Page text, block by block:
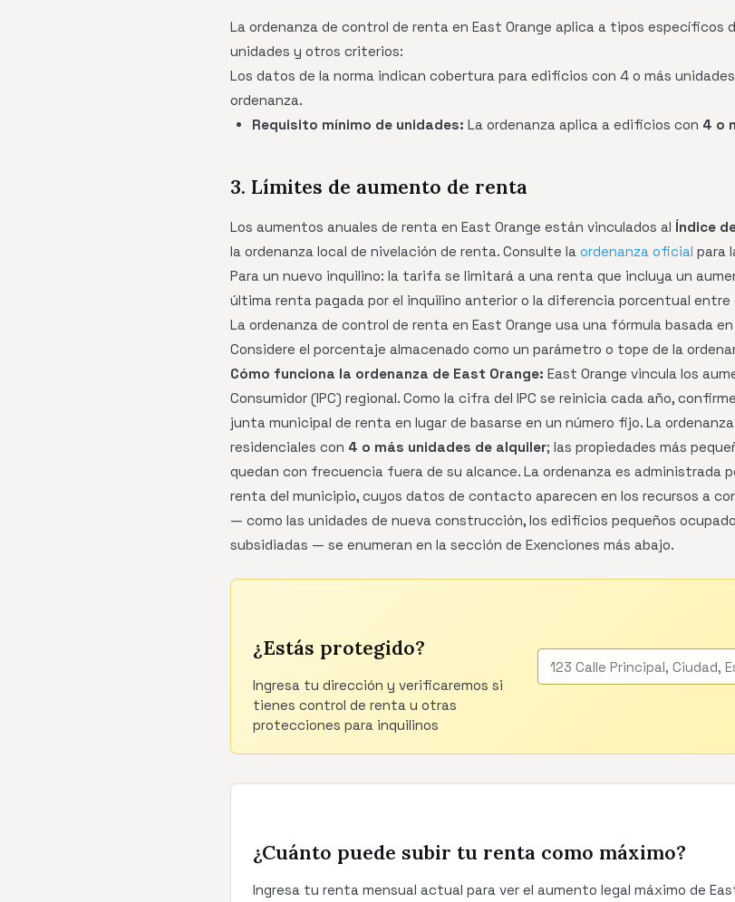
La ordenanza de control de renta en East Orange aplica a tipos específicos
unidades y otros criterios:
Los datos de la norma indican cobertura para edificios con 4 o más
ordenanza.
Requisito mínimo de unidades: La ordenanza aplica a edificios con 4 o
3. Límites de aumento de renta
Los aumentos anuales de renta en East Orange están vinculados al Índice
la ordenanza local de nivelación de renta. Consulte la ordenanza oficial para
Para un nuevo inquilino: la tarifa se limitará a una renta que incluya un
última renta pagada por el inquilino anterior o la diferencia porcentual entre
La ordenanza de control de renta en East Orange usa una fórmula basada
Considere el porcentaje almacenado como un parámetro o tope de la
Cómo funciona la ordenanza de East Orange: East Orange vincula los
Consumidor (IPC) regional. Como la cifra del IPC se reinicia cada año,
junta municipal de renta en lugar de basarse en un número fijo. La
residenciales con 4 o más unidades de alquiler; las propiedades más
quedan con frecuencia fuera de su alcance. La ordenanza es administrada
renta del municipio, cuyos datos de contacto aparecen en los recursos a
— como las unidades de nueva construcción, los edificios pequeños
subsidiadas — se enumeran en la sección de Exenciones más abajo.
¿Estás protegido?
Ingresa tu dirección y verificaremos si
tienes control de renta u otras
protecciones para inquilinos
¿Cuánto puede subir tu renta como máximo?
Ingresa tu renta mensual actual para ver el aumento legal máximo de